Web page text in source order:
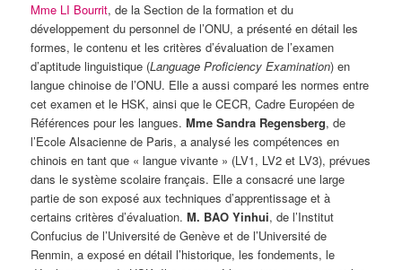
Mme LI Bourrit, de la Section de la formation et du
développement du personnel de l’ONU, a présenté en détail les
formes, le contenu et les critères d’évaluation de l’examen
d’aptitude linguistique (Language Proficiency Examination) en
langue chinoise de l’ONU. Elle a aussi comparé les normes entre
cet examen et le HSK, ainsi que le CECR, Cadre Européen de
Références pour les langues. Mme Sandra Regensberg, de
l’Ecole Alsacienne de Paris, a analysé les compétences en
chinois en tant que « langue vivante » (LV1, LV2 et LV3), prévues
dans le système scolaire français. Elle a consacré une large
partie de son exposé aux techniques d’apprentissage et à
certains critères d’évaluation.M. BAO Yinhui, de l’Institut
Confucius de l’Université de Genève et de l’Université de
Renmin, a exposé en détail l’historique, les fondements, le